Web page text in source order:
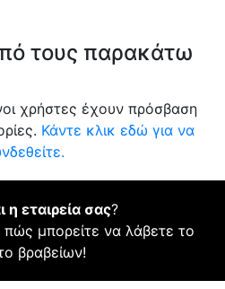
τους παρακάτω
χρήστες έχουν πρόσβαση
Κάντε κλικ εδώ για να
η εταιρεία σας?
πώς μπορείτε να λάβετε το
βραβείων!